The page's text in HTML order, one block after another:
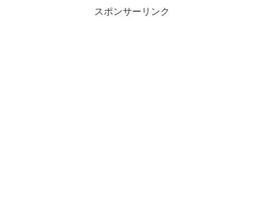
スポンサーリンク